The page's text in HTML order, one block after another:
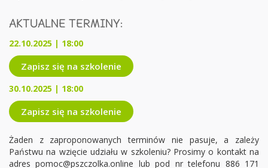
AKTUALNE TERMINY:
22.10.2025 | 18:00
Zapisz się na szkolenie
30.10.2025 | 18:00
Zapisz się na szkolenie
Żaden z zaproponowanych terminów nie pasuje, a zależy
Państwu na wzięcie udziału w szkoleniu? Prosimy o kontakt na
adres pomoc@pszczolka.online lub pod nr telefonu 886 171